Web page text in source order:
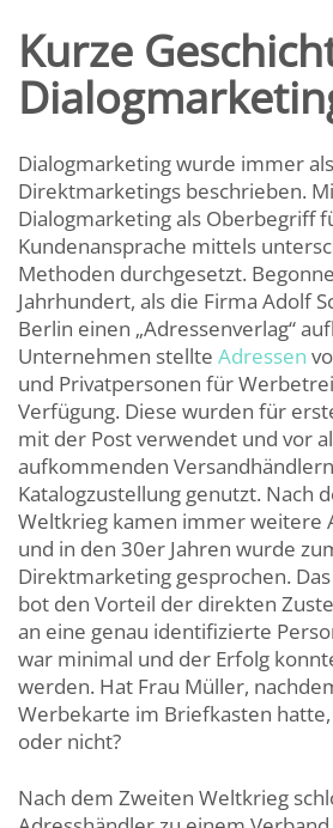
Kurze
Dialogmarketing wurde immer
Direktmarketings beschrieben.
Dialogmarketing als Oberbegriff
Kundenansprache mittels
Methoden durchgesetzt.
Jahrhundert, als die Firma Adolf
Berlin einen „Adressenverlag“
Unternehmen stellte Adressen
und Privatpersonen für
Verfügung. Diese wurden für
mit der Post verwendet und vor
aufkommenden
Katalogzustellung genutzt. Nach
Weltkrieg kamen immer weitere
und in den 30er Jahren wurde
Direktmarketing gesprochen.
bot den Vorteil der direkten
an eine genau identifizierte
war minimal und der Erfolg
werden. Hat Frau Müller,
Werbekarte im Briefkasten
oder nicht?
Nach dem Zweiten Weltkrieg